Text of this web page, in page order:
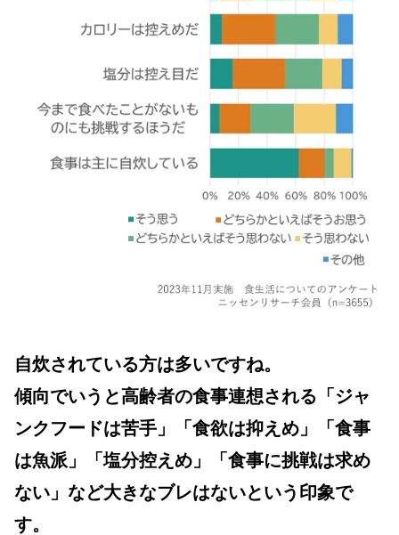
自炊されている方は多いですね。
傾向でいうと高齢者の食事連想される「ジャ
ンクフードは苦手」「食欲は抑えめ」「食事
は魚派」「塩分控えめ」「食事に挑戦は求め
ない」など大きなブレはないという印象で
す。